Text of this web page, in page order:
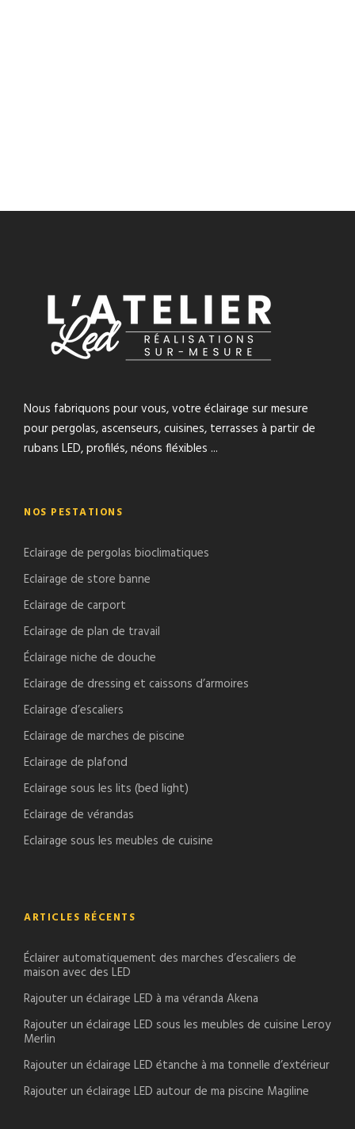
Nous fabriquons pour vous, votre éclairage sur mesure
pour pergolas, ascenseurs, cuisines, terrasses à partir de
rubans LED, profilés, néons fléxibles ...
NOS PESTATIONS
Eclairage de pergolas bioclimatiques
Eclairage de store banne
Eclairage de carport
Eclairage de plan de travail
Éclairage niche de douche
Eclairage de dressing et caissons d’armoires
Eclairage d’escaliers
Eclairage de marches de piscine
Eclairage de plafond
Eclairage sous les lits (bed light)
Eclairage de vérandas
Eclairage sous les meubles de cuisine
ARTICLES RÉCENTS
Éclairer automatiquement des marches d’escaliers de
maison avec des LED
Rajouter un éclairage LED à ma véranda Akena
Rajouter un éclairage LED sous les meubles de cuisine Leroy
Merlin
Rajouter un éclairage LED étanche à ma tonnelle d’extérieur
Rajouter un éclairage LED autour de ma piscine Magiline